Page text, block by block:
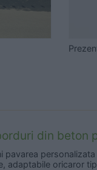
din beton
pavarea
adaptabile oricaror